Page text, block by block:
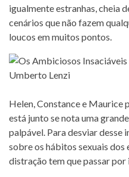
igualmente estranhas, cheia
cenários que não fazem
loucos em muitos pontos.
Helen, Constance e Maurice
está junto se nota uma
palpável. Para desviar desse
sobre os hábitos sexuais dos
distração tem que passar por